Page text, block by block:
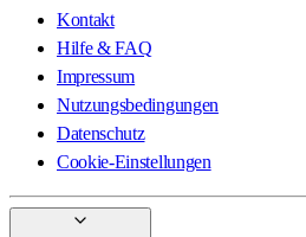
Kontakt
Hilfe & FAQ
Impressum
Nutzungsbedingungen
Datenschutz
Cookie-Einstellungen